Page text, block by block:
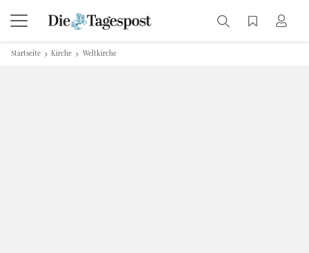
Startseite Kirche Weltkirche